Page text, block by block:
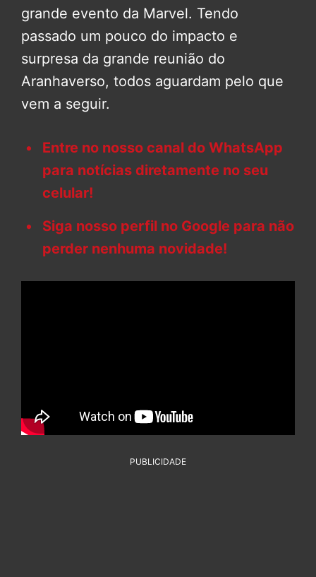
grande evento da Marvel. Tendo
passado um pouco do impacto e
surpresa da grande reunião do
Aranhaverso, todos aguardam pelo que
vem a seguir.
Entre no nosso canal do WhatsApp
para notícias diretamente no seu
celular!
Siga nosso perfil no Google para não
perder nenhuma novidade!
PUBLICIDADE